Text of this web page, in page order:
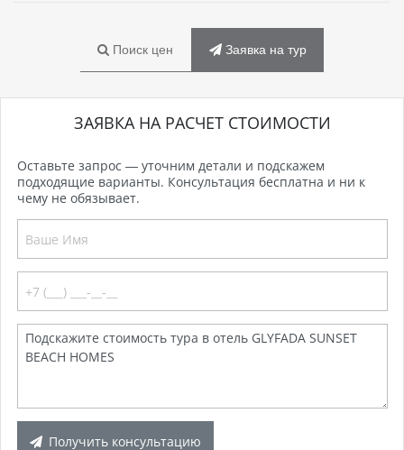
Поиск цен Заявка на тур
ЗАЯВКА НА РАСЧЕТ СТОИМОСТИ
Оставьте запрос — уточним детали и подскажем
подходящие варианты. Консультация бесплатна и ни к
чему не обязывает.
Получить консультацию